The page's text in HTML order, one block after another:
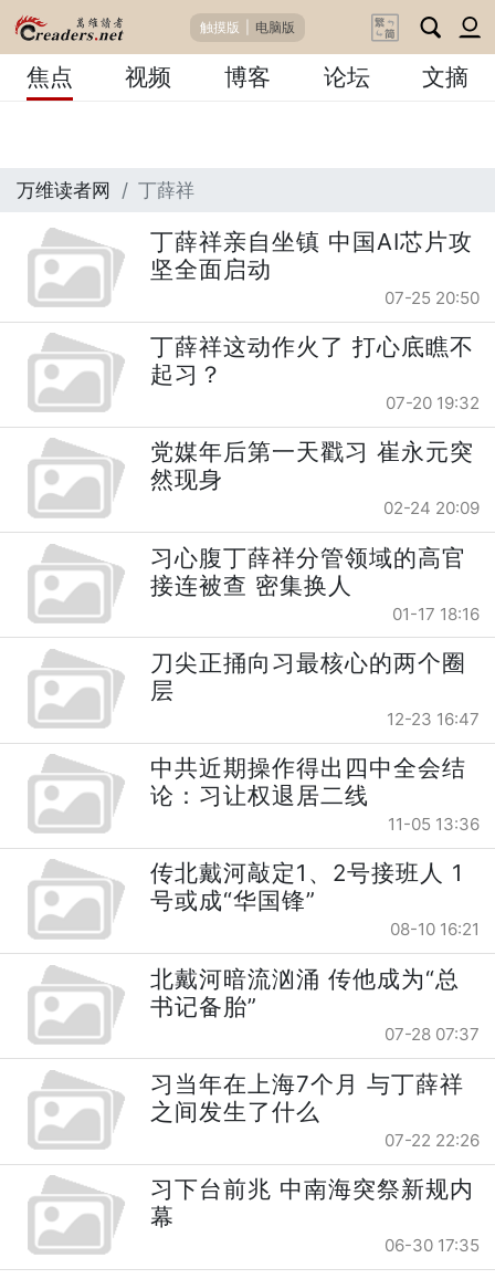
触摸版 电脑版
焦点 视频 博客 论坛 文摘
万维读者网 丁薛祥
丁薛祥亲自坐镇 中国AI芯片攻
坚全面启动
07-25 20:50
丁薛祥这动作火了 打心底瞧不
起习？
07-20 19:32
党媒年后第一天戳习 崔永元突
然现身
02-24 20:09
习心腹丁薛祥分管领域的高官
接连被查 密集换人
01-17 18:16
刀尖正捅向习最核心的两个圈
层
12-23 16:47
中共近期操作得出四中全会结
论：习让权退居二线
11-05 13:36
传北戴河敲定1、2号接班人 1
号或成“华国锋”
08-10 16:21
北戴河暗流汹涌 传他成为“总
书记备胎”
07-28 07:37
习当年在上海7个月 与丁薛祥
之间发生了什么
07-22 22:26
习下台前兆 中南海突祭新规内
幕
06-30 17:35